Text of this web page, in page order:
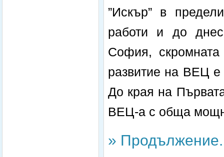
”Искър” в
работи и до
София,
развитие на ВЕЦ е
До края на
ВЕЦ-а с обща
»